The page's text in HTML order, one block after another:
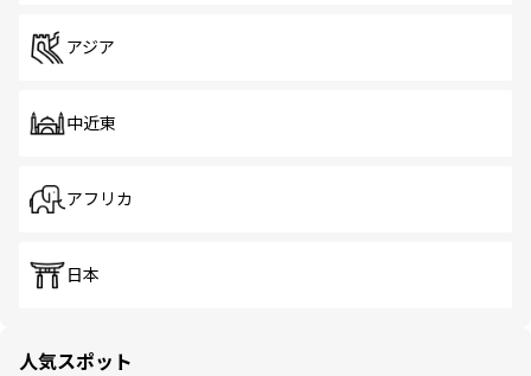
アジア
中近東
アフリカ
日本
人気スポット